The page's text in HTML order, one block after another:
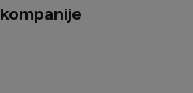
kompanije